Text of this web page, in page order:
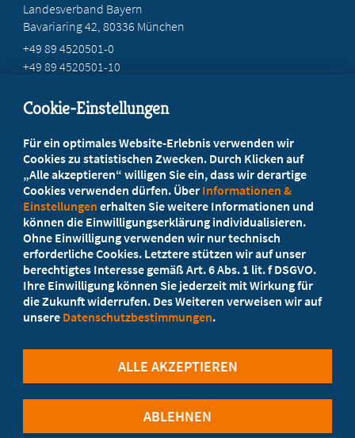
Landesverband Bayern
Bavariaring 42, 80336 München
+49 89 4520501-0
+49 89 4520501-10
Ihr Landesverband berät Sie!
Ansprechpartner
Werden Sie jetzt Mitglied
5 Vorteile einer MB-Mitgliedschaft
Cookie-Einstellungen
Für ein optimales Website-Erlebnis verwenden wir
Cookies zu statistischen Zwecken. Durch Klicken auf
„Alle akzeptieren“ willigen Sie ein, dass wir derartige
Cookies verwenden dürfen. Über Informationen &
Einstellungen erhalten Sie weitere Informationen und
können die Einwilligungserklärung individualisieren.
Ohne Einwilligung verwenden wir nur technisch
erforderliche Cookies. Letztere stützen wir auf unser
berechtigtes Interesse gemäß Art. 6 Abs. 1 lit. f DSGVO.
Ihre Einwilligung können Sie jederzeit mit Wirkung für
die Zukunft widerrufen. Des Weiteren verweisen wir auf
unsere Datenschutzbestimmungen.
ABLEHNEN
ALLE AKZEPTIEREN